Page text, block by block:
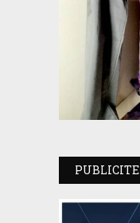
PUBLICITE